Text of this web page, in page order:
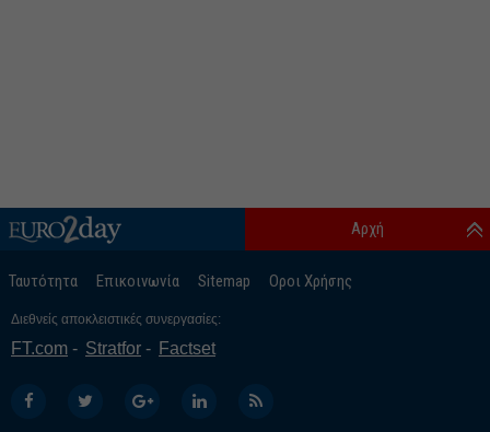
Ταυτότητα Επικοινωνία Sitemap Οροι Χρήσης
Αρχή
Διεθνείς αποκλειστικές συνεργασίες:
FT.com Stratfor Factset